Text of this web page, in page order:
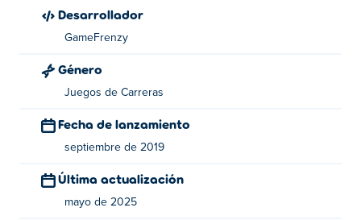
Sobre el creador:
creadores detrás
Desarrollador
GameFrenzy
Género
Juegos de Carreras
Fecha de lanzamiento
septiembre de 2019
Última actualización
mayo de 2025